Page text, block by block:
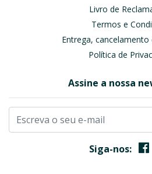
Livro de
Termos e
Entrega,
Política de
Assine a nossa
Siga-nos: